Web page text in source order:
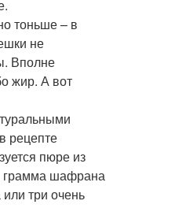
тоньше – в
не
Вполне
жир. А вот
рецепте
пюре из
грамма шафрана
три очень